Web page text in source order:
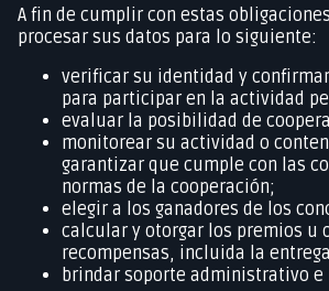
A fin de cumplir con estas
procesar sus datos para lo siguiente:
verificar su identidad y
para participar en la actividad
evaluar la posibilidad de
monitorear su actividad o
garantizar que cumple con las
normas de la cooperación;
elegir a los ganadores de los
calcular y otorgar los premios u
recompensas, incluida la
brindar soporte administrativo e